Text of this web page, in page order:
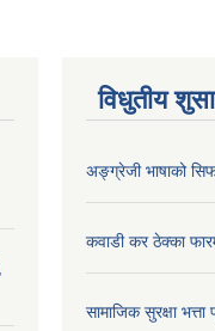
विधुतीय
अङ्ग्रेजी भाषाको
कवाडी कर ठेक्का
सामाजिक सुरक्षा भत्ता